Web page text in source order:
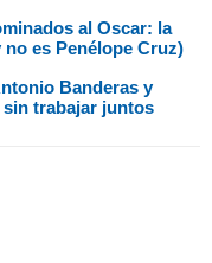
al Oscar: la
es Penélope Cruz)
Banderas y
sin trabajar juntos